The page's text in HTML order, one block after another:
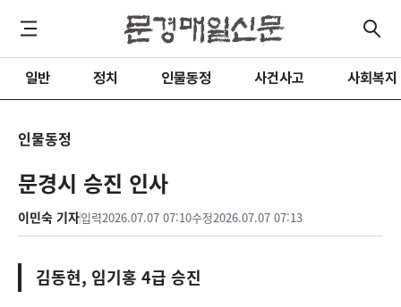
일반 정치 인물동정 사건사고 사회복지
인물동정
문경시 승진 인사
이민숙 기자입력2026.07.07 07:10수정2026.07.07 07:13
김동현, 임기홍 4급 승진